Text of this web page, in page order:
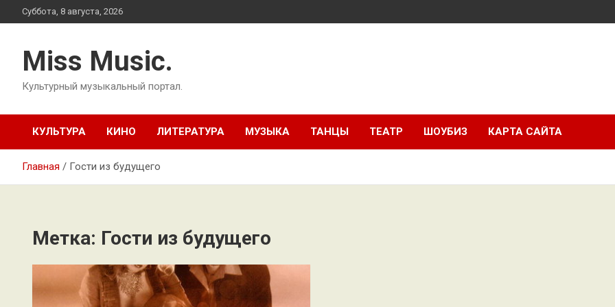
Перейти
к
Суббота, 8 августа, 2026
Miss Music.
Культурный музыкальный портал.
КУЛЬТУРА КИНО ЛИТЕРАТУРА МУЗЫКА ТАНЦЫ ТЕАТР ШОУБИЗ КАРТА САЙТА
Главная Гости из будущего
Метка: Гости из будущего